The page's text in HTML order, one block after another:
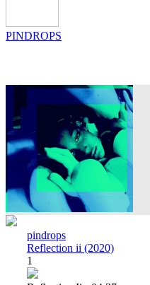
PINDROPS
pindrops
Reflection ii (2020)
1